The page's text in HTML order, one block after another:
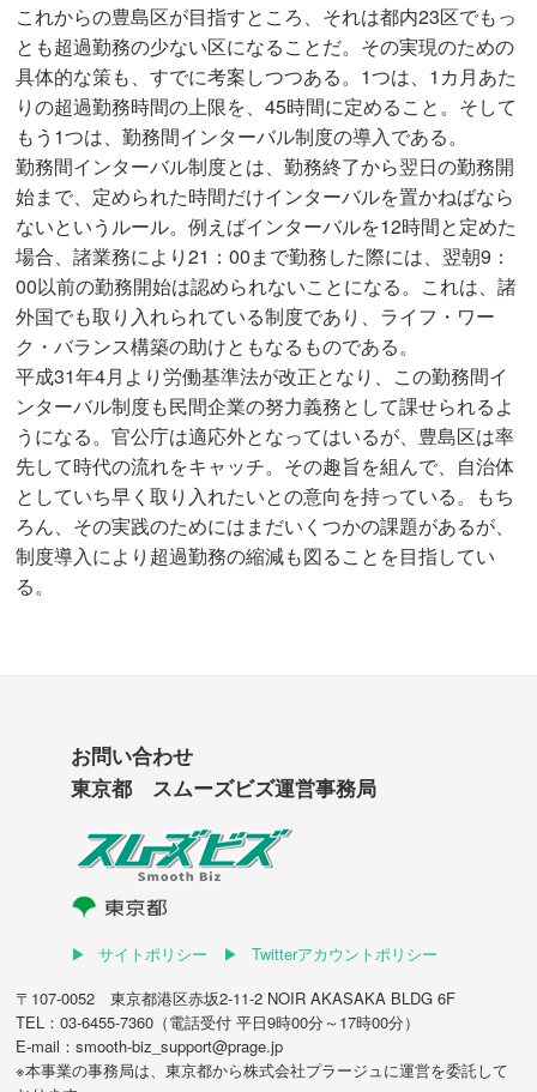
これからの豊島区が目指すところ、それは都内23区でもっ
とも超過勤務の少ない区になることだ。その実現のための
具体的な策も、すでに考案しつつある。1つは、1カ月あた
りの超過勤務時間の上限を、45時間に定めること。そして
もう1つは、勤務間インターバル制度の導入である。
勤務間インターバル制度とは、勤務終了から翌日の勤務開
始まで、定められた時間だけインターバルを置かねばなら
ないというルール。例えばインターバルを12時間と定めた
場合、諸業務により21：00まで勤務した際には、翌朝9：
00以前の勤務開始は認められないことになる。これは、諸
外国でも取り入れられている制度であり、ライフ・ワー
ク・バランス構築の助けともなるものである。
平成31年4月より労働基準法が改正となり、この勤務間イ
ンターバル制度も民間企業の努力義務として課せられるよ
うになる。官公庁は適応外となってはいるが、豊島区は率
先して時代の流れをキャッチ。その趣旨を組んで、自治体
としていち早く取り入れたいとの意向を持っている。もち
ろん、その実践のためにはまだいくつかの課題があるが、
制度導入により超過勤務の縮減も図ることを目指してい
る。
お問い合わせ
東京都 スムーズビズ運営事務局
サイトポリシー
Twitterアカウントポリシー
〒107-0052 東京都港区赤坂2-11-2 NOIR AKASAKA BLDG 6F
TEL：03-6455-7360（電話受付 平日9時00分～17時00分）
E-mail：smooth-biz_support@prage.jp
※本事業の事務局は、東京都から株式会社プラージュ に運営を委託して